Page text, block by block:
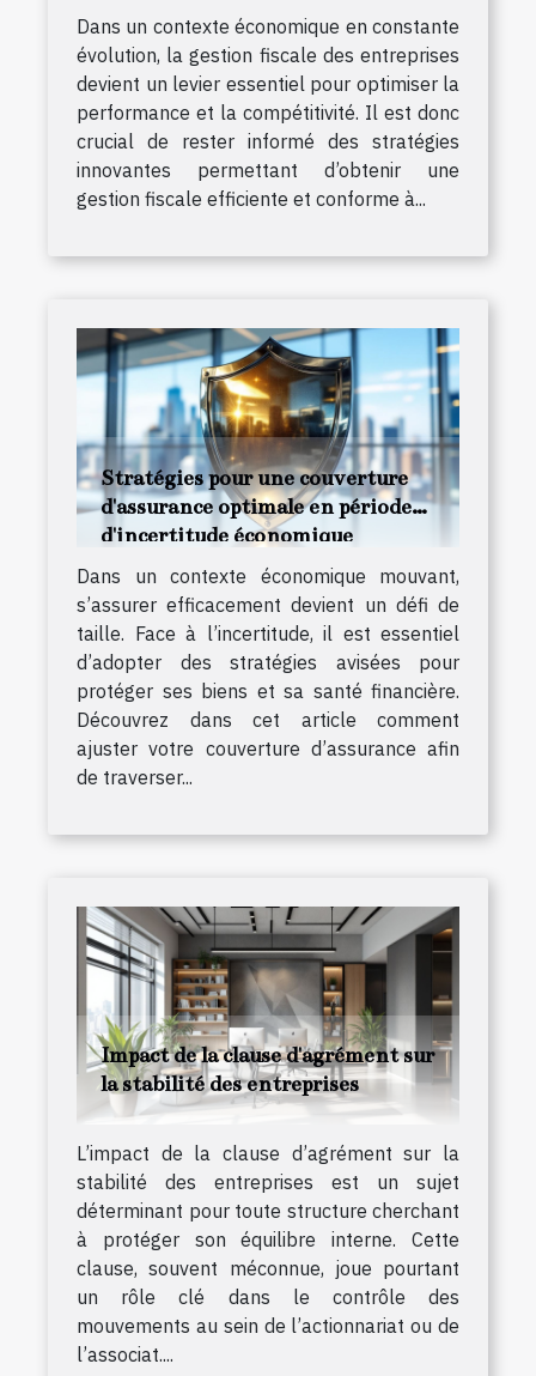
Dans un contexte économique en constante
évolution, la gestion fiscale des entreprises
devient un levier essentiel pour optimiser la
performance et la compétitivité. Il est donc
crucial de rester informé des stratégies
innovantes permettant d’obtenir une
gestion fiscale efficiente et conforme à...
Stratégies pour une couverture
d'assurance optimale en période
d'incertitude économique
Dans un contexte économique mouvant,
s’assurer efficacement devient un défi de
taille. Face à l’incertitude, il est essentiel
d’adopter des stratégies avisées pour
protéger ses biens et sa santé financière.
Découvrez dans cet article comment
ajuster votre couverture d’assurance afin
de traverser...
Impact de la clause d'agrément sur
la stabilité des entreprises
L’impact de la clause d’agrément sur la
stabilité des entreprises est un sujet
déterminant pour toute structure cherchant
à protéger son équilibre interne. Cette
clause, souvent méconnue, joue pourtant
un rôle clé dans le contrôle des
mouvements au sein de l’actionnariat ou de
l’associat....